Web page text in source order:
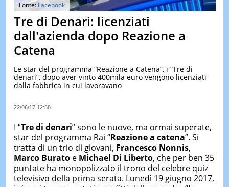
&
TEST
DI
IERI
Fonte: Facebook
Tre di Denari: licenziati
dall'azienda dopo Reazione a
Catena
Le star del programma “Reazione a Catena”, i “Tre di
denari”, dopo aver vinto 400mila euro vengono licenziati
dalla fabbrica in cui lavoravano
22/06/17 12:58
I “Tre di denari” sono le nuove, ma ormai superate,
star del programma Rai “Reazione a catena”. Si
tratta di un trio di giovani, Francesco Nonnis,
Marco Buratoe Michael Di Liberto, che per ben 35
puntate ha monopolizzato il trono del celebre quiz
televisivo della prima serata. Lunedì 19 giugno 2017,